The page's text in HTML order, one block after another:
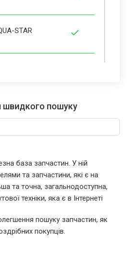
STAR
AND PORTER
WFK6710/12
3830
швидкого пошуку
база запчастин. У ній
та запчастини, які є на
та точна, загальнодоступна,
техніки, яка є в Інтернеті
пошуку запчастин, як
покупців.